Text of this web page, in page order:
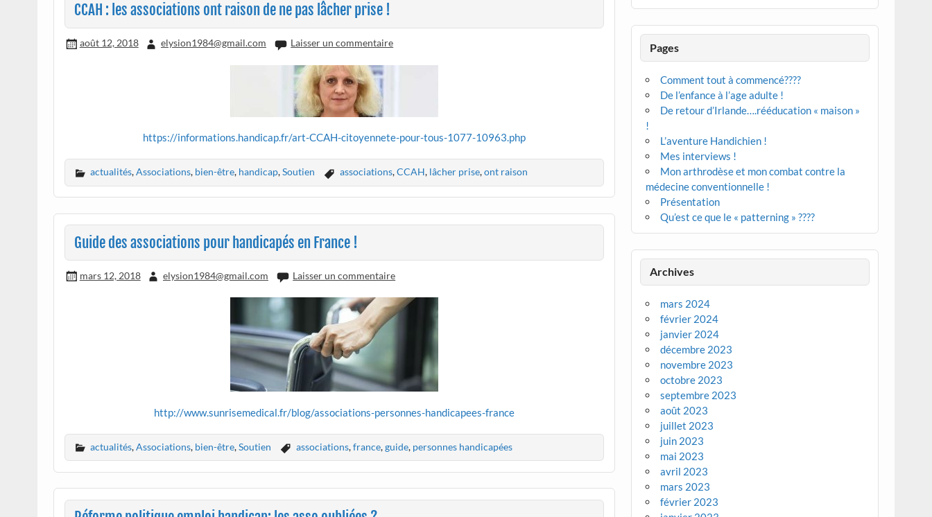
CCAH : les associations ont raison de ne pas lâcher prise !
août 12, 2018 elysion1984@gmail.com Laisser un commentaire
https://informations.handicap.fr/art-CCAH-citoyennete-pour-tous-1077-10963.php
actualités,Associations, bien-être, handicap,Soutien associations,CCAH, lâcher prise,ont raison
Guide des associations pour handicapés en France !
mars 12, 2018 elysion1984@gmail.com Laisser un commentaire
http://www.sunrisemedical.fr/blog/associations-personnes-handicapees-france
actualités,Associations, bien-être,Soutien associations,france,guide, personnes handicapées
Pages
Comment tout à commencé????
De l’enfance à l’age adulte !
De retour d’Irlande….rééducation « maison »
!
L’aventure Handichien !
Mes interviews !
Mon arthrodèse et mon combat contre la
médecine conventionnelle !
Présentation
Qu’est ce que le « patterning » ????
Archives
mars 2024
février 2024
janvier 2024
décembre 2023
novembre 2023
octobre 2023
septembre 2023
août 2023
juillet 2023
juin 2023
mai 2023
avril 2023
mars 2023
février 2023